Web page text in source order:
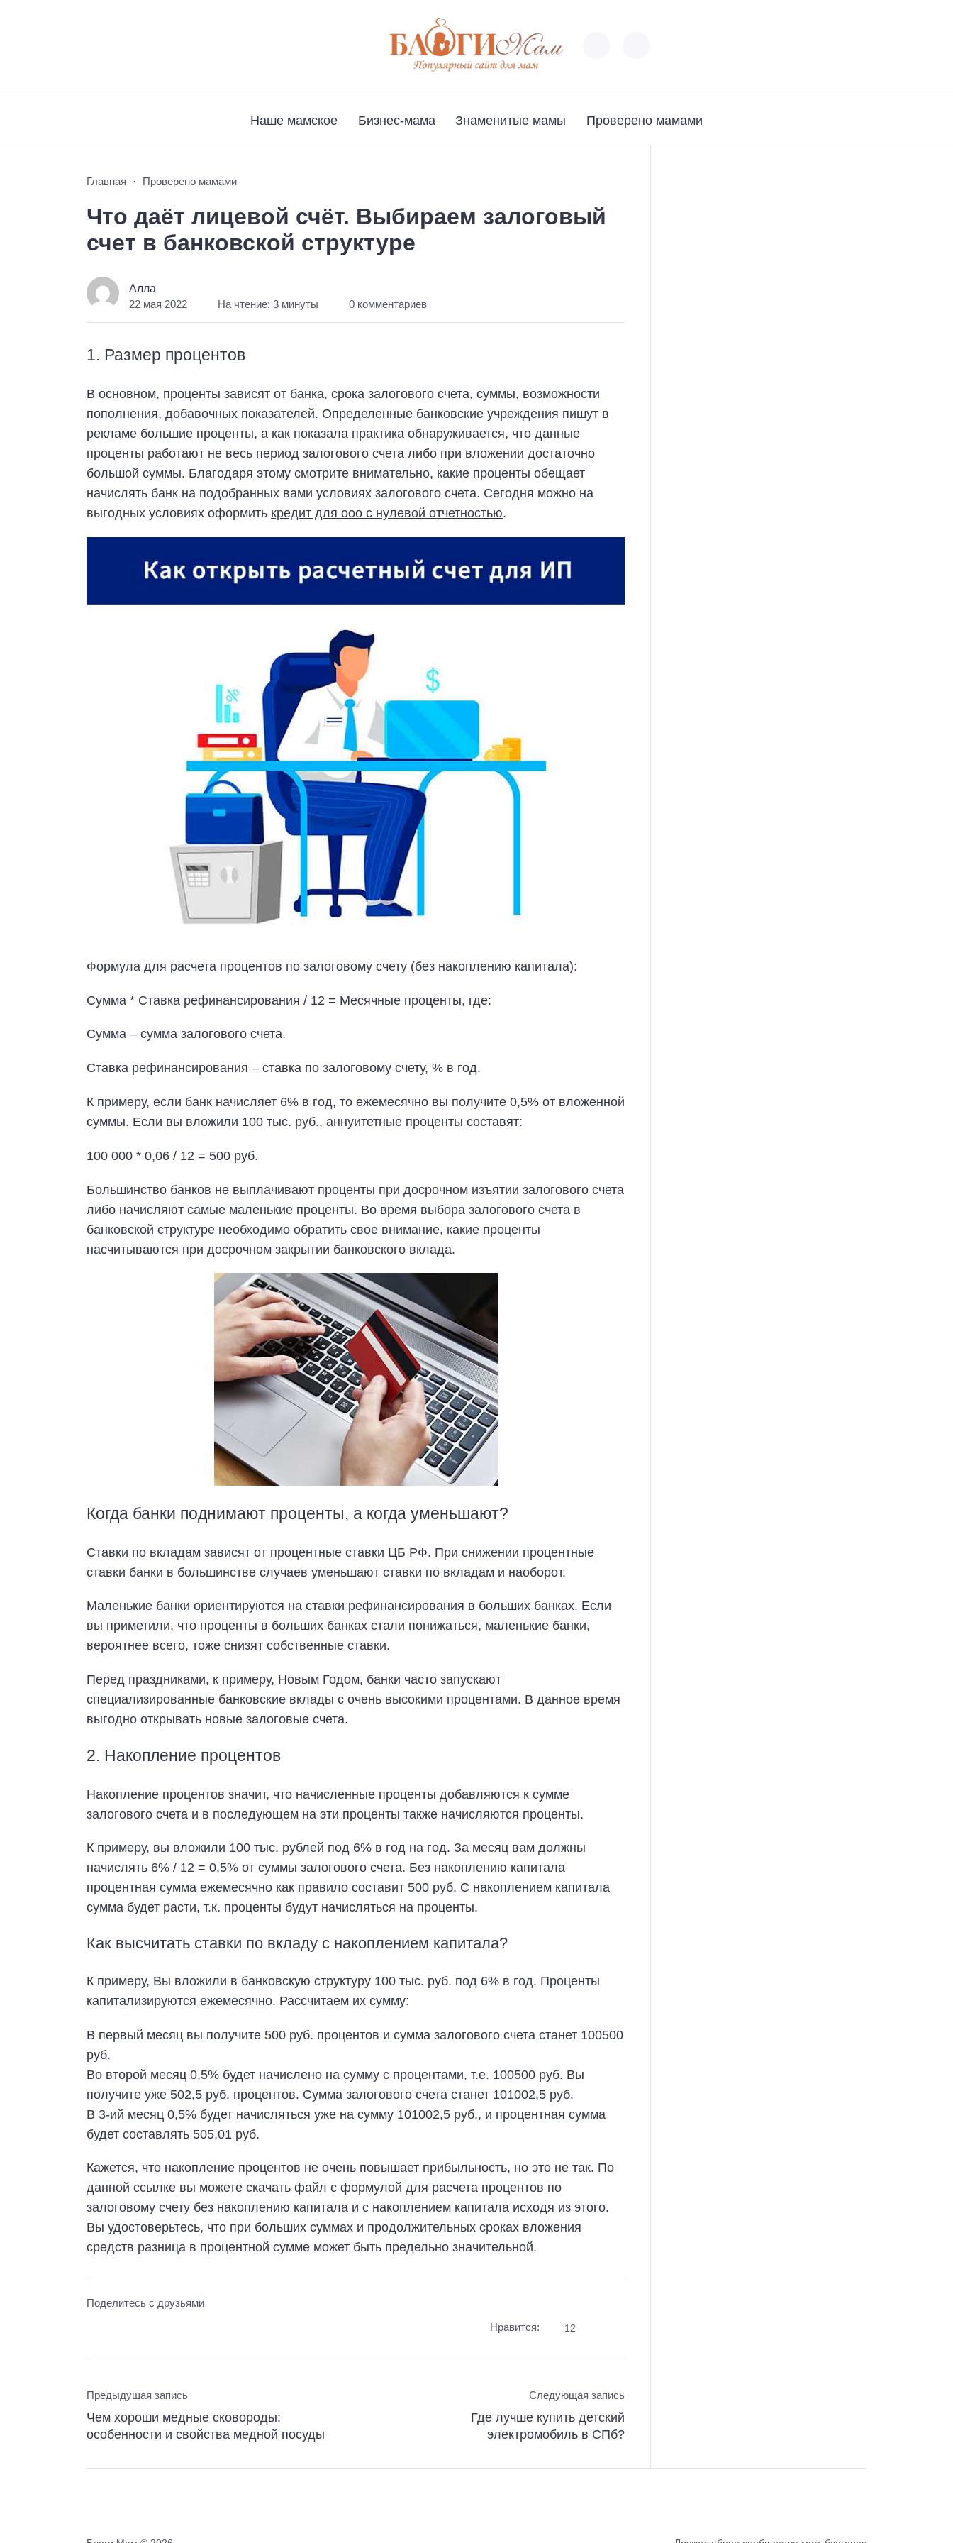
Наше мамское Бизнес-мама Знаменитые мамы Проверено мамами
Главная Проверено мамами
Что даёт лицевой счёт. Выбираем залоговый
счет в банковской структуре
Алла
22 мая 2022 На чтение: 3 минуты 0 комментариев
1. Размер процентов
В основном, проценты зависят от банка, срока залогового счета, суммы, возможности
пополнения, добавочных показателей. Определенные банковские учреждения пишут в
рекламе большие проценты, а как показала практика обнаруживается, что данные
проценты работают не весь период залогового счета либо при вложении достаточно
большой суммы. Благодаря этому смотрите внимательно, какие проценты обещает
начислять банк на подобранных вами условиях залогового счета. Сегодня можно на
выгодных условиях оформить кредит для ооо с нулевой отчетностью.
Формула для расчета процентов по залоговому счету (без накоплению капитала):
Сумма * Ставка рефинансирования / 12 = Месячные проценты, где:
Сумма – сумма залогового счета.
Ставка рефинансирования – ставка по залоговому счету, % в год.
К примеру, если банк начисляет 6% в год, то ежемесячно вы получите 0,5% от вложенной
суммы. Если вы вложили 100 тыс. руб., аннуитетные проценты составят:
100 000 * 0,06 / 12 = 500 руб.
Большинство банков не выплачивают проценты при досрочном изъятии залогового счета
либо начисляют самые маленькие проценты. Во время выбора залогового счета в
банковской структуре необходимо обратить свое внимание, какие проценты
насчитываются при досрочном закрытии банковского вклада.
Когда банки поднимают проценты, а когда уменьшают?
Ставки по вкладам зависят от процентные ставки ЦБ РФ. При снижении процентные
ставки банки в большинстве случаев уменьшают ставки по вкладам и наоборот.
Маленькие банки ориентируются на ставки рефинансирования в больших банках. Если
вы приметили, что проценты в больших банках стали понижаться, маленькие банки,
вероятнее всего, тоже снизят собственные ставки.
Перед праздниками, к примеру, Новым Годом, банки часто запускают
специализированные банковские вклады с очень высокими процентами. В данное время
выгодно открывать новые залоговые счета.
2. Накопление процентов
Накопление процентов значит, что начисленные проценты добавляются к сумме
залогового счета и в последующем на эти проценты также начисляются проценты.
К примеру, вы вложили 100 тыс. рублей под 6% в год на год. За месяц вам должны
начислять 6% / 12 = 0,5% от суммы залогового счета. Без накоплению капитала
процентная сумма ежемесячно как правило составит 500 руб. С накоплением капитала
сумма будет расти, т.к. проценты будут начисляться на проценты.
Как высчитать ставки по вкладу с накоплением капитала?
К примеру, Вы вложили в банковскую структуру 100 тыс. руб. под 6% в год. Проценты
капитализируются ежемесячно. Рассчитаем их сумму:
В первый месяц вы получите 500 руб. процентов и сумма залогового счета станет 100500
руб.
Во второй месяц 0,5% будет начислено на сумму с процентами, т.е. 100500 руб. Вы
получите уже 502,5 руб. процентов. Сумма залогового счета станет 101002,5 руб.
В 3-ий месяц 0,5% будет начисляться уже на сумму 101002,5 руб., и процентная сумма
будет составлять 505,01 руб.
Кажется, что накопление процентов не очень повышает прибыльность, но это не так. По
данной ссылке вы можете скачать файл с формулой для расчета процентов по
залоговому счету без накоплению капитала и с накоплением капитала исходя из этого.
Вы удостоверьтесь, что при больших суммах и продолжительных сроках вложения
средств разница в процентной сумме может быть предельно значительной.
Поделитесь с друзьями
Нравится: 12
Предыдущая запись
Чем хороши медные сковороды:
особенности и свойства медной посуды
Следующая запись
Где лучше купить детский
электромобиль в СПб?